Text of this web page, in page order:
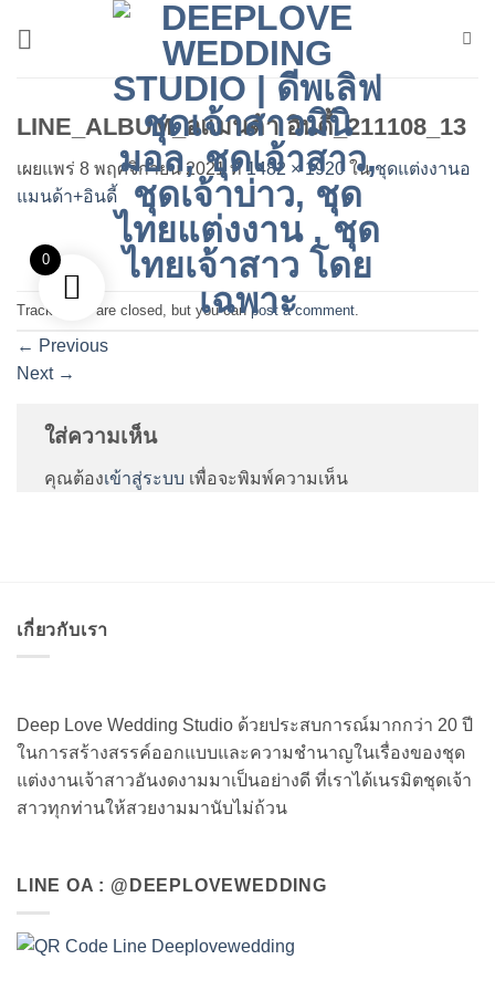
LINE_ALBUM_อแมนด้า อินดี้_211108_13
เผยแพร่ 8 พฤศจิกายน 2021ที่1482 × 1920ในชุดแต่งงานอ
แมนด้า+อินดี้
Trackbacks are closed, but you canpost a comment
← Previous
Next →
ใส่ความเห็น
คุณต้องเข้าสู่ระบบ เพื่อจะพิมพ์ความเห็น
เกี่ยวกับเรา
Deep Love Wedding Studio ด้วยประสบการณ์มากกว่า 20 ปี
ในการสร้างสรรค์ออกแบบและความชำนาญในเรื่องของชุด
แต่งงานเจ้าสาวอันงดงามมาเป็นอย่างดี ที่เราได้เนรมิตชุดเจ้า
สาวทุกท่านให้สวยงามมานับไม่ถ้วน
LINE OA : @DEEPLOVEWEDDING
0